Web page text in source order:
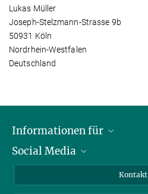
Lukas Müller
Joseph-Stelzmann-Strasse 9b
50931 Köln
Nordrhein-Westfalen
Deutschland
Informationen für
Bewerbende
Social Media
Kontakt